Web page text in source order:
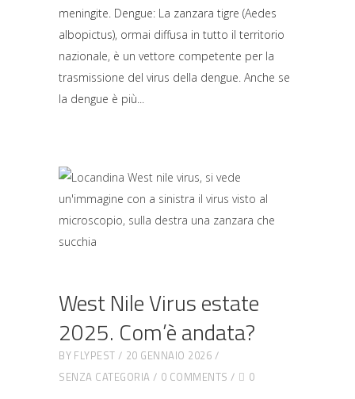
meningite. Dengue: La zanzara tigre (Aedes
albopictus), ormai diffusa in tutto il territorio
nazionale, è un vettore competente per la
trasmissione del virus della dengue. Anche se
la dengue è più
West Nile Virus estate
2025. Com’è andata?
BY FLYPEST
20 GENNAIO 2026
SENZA CATEGORIA
0 COMMENTS 0